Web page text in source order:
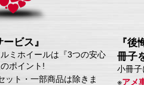
ビス』
ミホイールは『3つの安心
ポイント!
ット・一部商品は除きま
『
冊子
小冊子
※アメ